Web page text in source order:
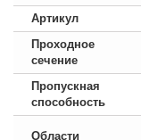
Артикул
Проходное
сечение
Пропускная
способность
Области